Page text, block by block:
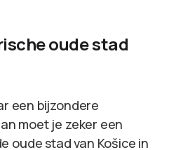
oude stad
een bijzondere
moet je zeker een
oude stad van Košice in